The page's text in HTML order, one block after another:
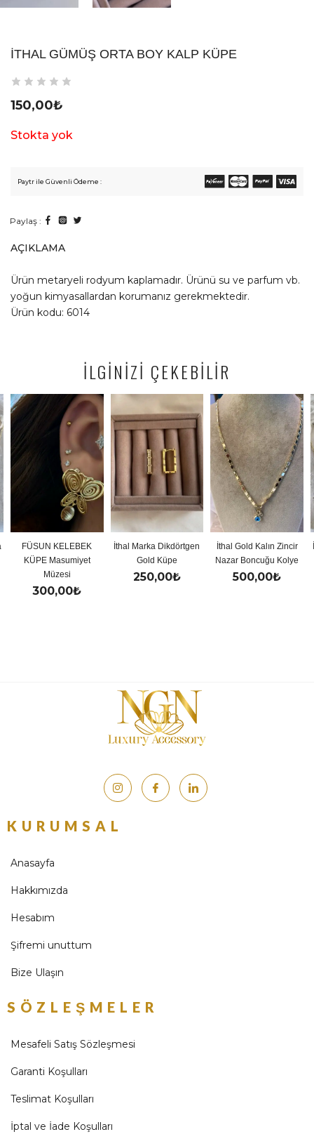
İTHAL GÜMÜŞ ORTA BOY KALP KÜPE
150,00₺
Stokta yok
Paytr ile Güvenli Ödeme :
Paylaş :
AÇIKLAMA
Ürün metaryeli rodyum kaplamadır. Ürünü su ve parfum vb.
yoğun kimyasallardan korumanız gerekmektedir.
Ürün kodu: 6014
İLGİNİZİ ÇEKEBİLİR
FÜSUN KELEBEK
KÜPE Masumiyet
Müzesi
300,00₺
İthal Marka Dikdörtgen
Gold Küpe
250,00₺
İthal Gold Kalın Zincir
Nazar Boncuğu Kolye
500,00₺
KURUMSAL
Anasayfa
Hakkımızda
Hesabım
Şifremi unuttum
Bize Ulaşın
SÖZLEŞMELER
Mesafeli Satış Sözleşmesi
Garanti Koşulları
Teslimat Koşulları
İptal ve İade Koşulları